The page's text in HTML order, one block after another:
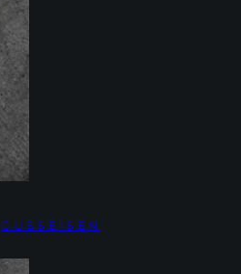
GUSSEISEN